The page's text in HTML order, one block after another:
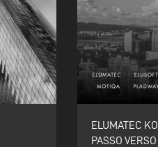
ELUMATEC
PASSO